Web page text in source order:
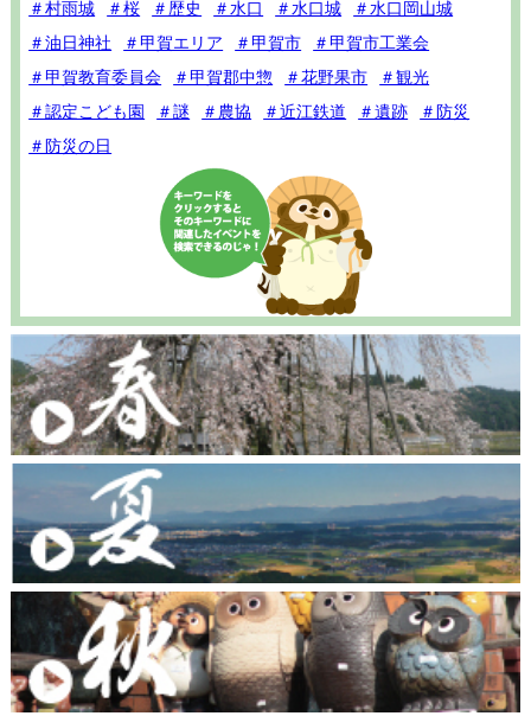
＃村雨城
＃桜 ＃歴史 ＃水口 ＃水口城
＃水口岡山城
＃油日神社
＃甲賀エリア ＃甲賀市
＃甲賀市工業会
＃甲賀教育委員会
＃甲賀郡中惣 ＃花野果市
＃観光
＃認定こども園
＃謎 ＃農協 ＃近江鉄道 ＃遺跡
＃防災
＃防災の日